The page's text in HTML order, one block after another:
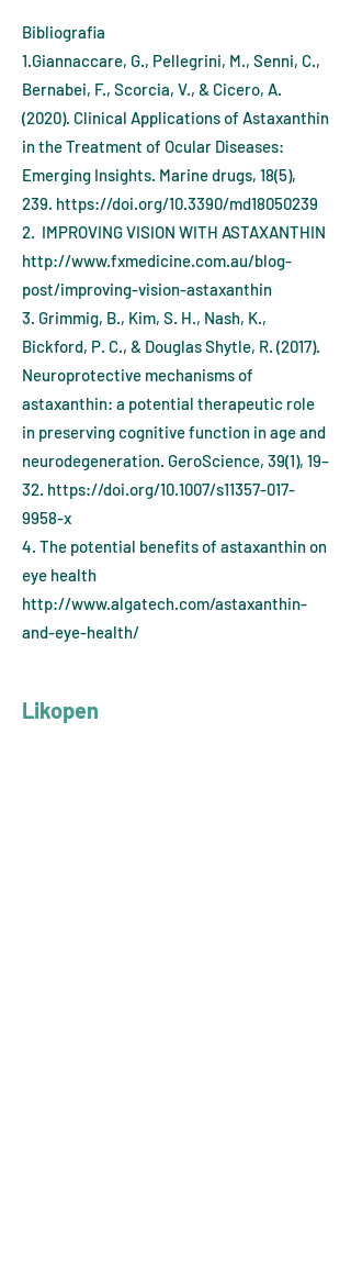
Bibliografia
1.Giannaccare, G., Pellegrini, M., Senni, C.,
Bernabei, F., Scorcia, V., & Cicero, A.
(2020). Clinical Applications of Astaxanthin
in the Treatment of Ocular Diseases:
Emerging Insights. Marine drugs, 18(5),
239. https://doi.org/10.3390/md18050239
2. IMPROVING VISION WITH ASTAXANTHIN
http://www.fxmedicine.com.au/blog-
post/improving-vision-astaxanthin
3. Grimmig, B., Kim, S. H., Nash, K.,
Bickford, P. C., & Douglas Shytle, R. (2017).
Neuroprotective mechanisms of
astaxanthin: a potential therapeutic role
in preserving cognitive function in age and
neurodegeneration. GeroScience, 39(1), 19–
32. https://doi.org/10.1007/s11357-017-
9958-x
4. The potential benefits of astaxanthin on
eye health
http://www.algatech.com/astaxanthin-
and-eye-health/
Likopen